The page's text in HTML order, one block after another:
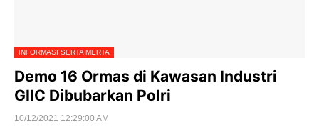
INFORMASI SERTA MERTA
Demo 16 Ormas di Kawasan Industri
GIIC Dibubarkan Polri
10/12/2021 12:29:00 AM